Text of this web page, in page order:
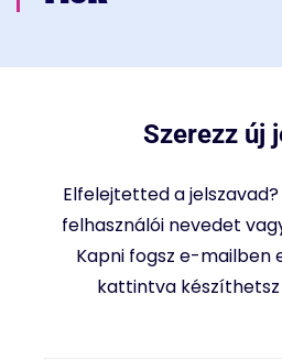
Szerezz új
Elfelejtetted a
felhasználói nevedet
Kapni fogsz e-mailben
kattintva készíthetsz